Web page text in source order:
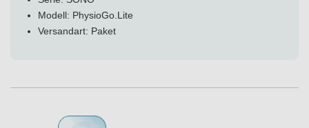
Modell: PhysioGo.Lite
Versandart: Paket